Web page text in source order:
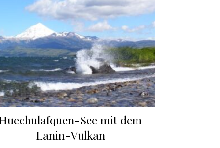
See mit dem
Lanin-Vulkan